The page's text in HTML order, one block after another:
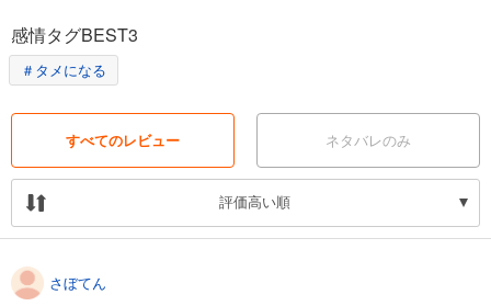
たとえそこまで行かなくとも、自分の絵の不自然なところや間違いに気
づく力、その間違いを修正する力が確実につきます。
人体の構造と言っても、美術解剖学を一から学ぶのではなく、要点を絞
り、骨格と筋肉を描く上でのランドマークになるポイントを押さえ、最
短で必要な知識に辿り着けるように導きます。
感情タグBEST3
＃タメになる
すべてのレビュー ネタバレのみ
評価高い順
さぼてん